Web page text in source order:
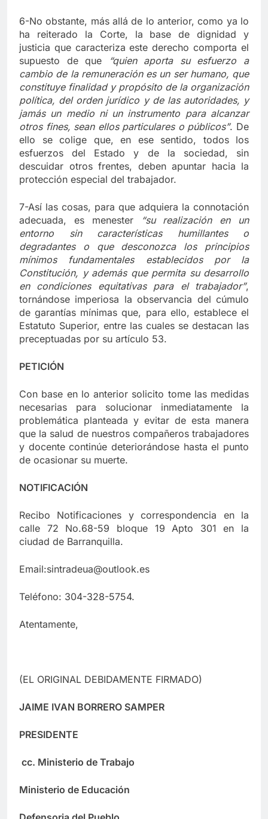
6-No obstante, más allá de lo anterior, como ya lo
ha reiterado la Corte, la base de dignidad y
justicia que caracteriza este derecho comporta el
supuesto de que
“quien aporta su esfuerzo a
cambio de la remuneración es un ser humano, que
constituye finalidad y propósito de la organización
política, del orden jurídico y de las autoridades, y
jamás un medio ni un instrumento para alcanzar
otros fines, sean ellos particulares o públicos”. De
ello se colige que, en ese sentido, todos los
esfuerzos del Estado y de la sociedad, sin
descuidar otros frentes, deben apuntar hacia la
protección especial del trabajador.
7-Así las cosas, para que adquiera la connotación
adecuada, es menester
“su realización en un
entorno sin características humillantes o
degradantes o que desconozca los principios
mínimos fundamentales establecidos por la
Constitución, y además que permita su desarrollo
en condiciones equitativas para el trabajador”,
tornándose imperiosa la observancia del cúmulo
de garantías mínimas que, para ello, establece el
Estatuto Superior, entre las cuales se destacan las
preceptuadas por su artículo 53.
PETICIÓN
Con base en lo anterior solicito tome las medidas
necesarias para solucionar inmediatamente la
problemática planteada y evitar de esta manera
que la salud de nuestros compañeros trabajadores
y docente continúe deteriorándose hasta el punto
de ocasionar su muerte.
NOTIFICACIÓN
Recibo Notificaciones y correspondencia en la
calle 72 No.68-59 bloque 19 Apto 301 en la
ciudad de Barranquilla.
Email:sintradeua@outlook.es
Teléfono: 304-328-5754.
Atentamente,
(EL ORIGINAL DEBIDAMENTE FIRMADO)
JAIME IVAN BORRERO SAMPER
PRESIDENTE
cc. Ministerio de Trabajo
Ministerio de Educación